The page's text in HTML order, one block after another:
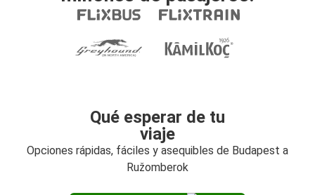
Qué esperar de tu
viaje
Opciones rápidas, fáciles y asequibles de Budapest a
Ružomberok